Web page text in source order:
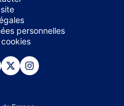
personnelles